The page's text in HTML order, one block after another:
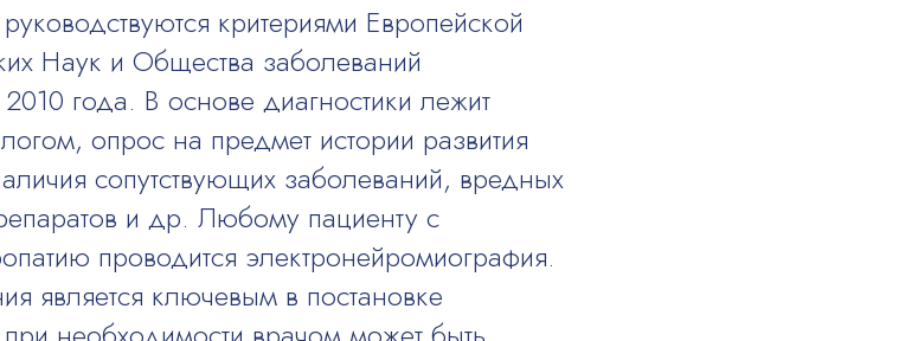
критериями Европейской
Наук и Общества заболеваний
года. В основе диагностики лежит
опрос на предмет истории развития
сопутствующих заболеваний, вредных
и др. Любому пациенту с
проводится электронейромиография.
является ключевым в постановке